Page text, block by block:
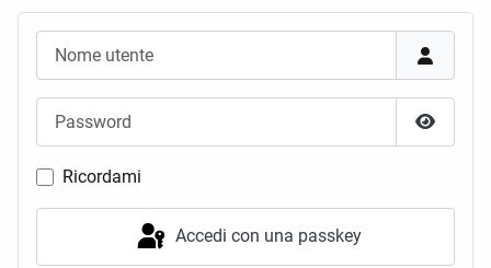
Mostra
Ricordami
Accedi con una passkey